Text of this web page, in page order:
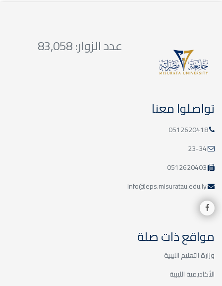
03
يناير
الامتحانات النهائية-
بكالوريوس/الأسبوع الثاني
27
ديسمبر
20
ديسمبر
المؤتمر الأكاديمي - الدورة
عدد الزوار: 83,058
تواصلوا معنا
0512620418
23-34
0512620403
info@eps.misuratau.edu.ly
مواقع ذات صلة
وزارة التعليم الليبية
الأكاديمية الليبية